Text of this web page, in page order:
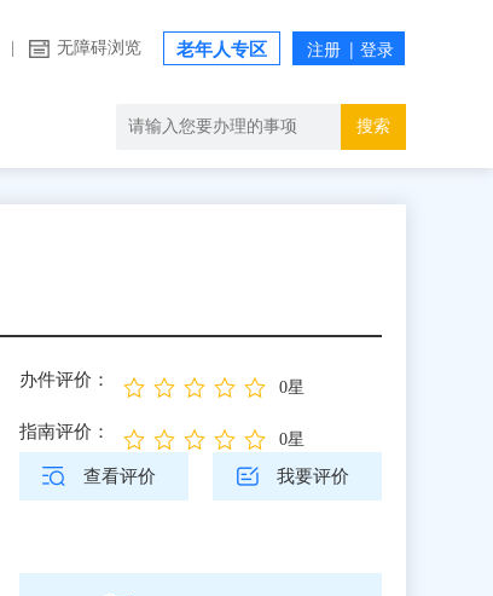
无障碍浏览 老年人专区
搜索
办件评价： 0星
指南评价： 0星
查看评价 我要评价